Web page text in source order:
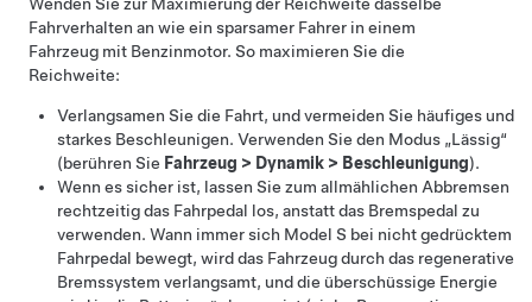
Fahrverhalten an wie ein sparsamer Fahrer in einem
Fahrzeug mit Benzinmotor. So maximieren Sie die
Reichweite:
Verlangsamen Sie die Fahrt, und vermeiden Sie häufiges und
starkes Beschleunigen. Verwenden Sie den Modus „Lässig“
(berühren Sie Fahrzeug > Dynamik > Beschleunigung).
Wenn es sicher ist, lassen Sie zum allmählichen Abbremsen
rechtzeitig das Fahrpedal los, anstatt das Bremspedal zu
verwenden. Wann immer sich Model S bei nicht gedrücktem
Fahrpedal bewegt, wird das Fahrzeug durch das regenerative
Bremssystem verlangsamt, und die überschüssige Energie